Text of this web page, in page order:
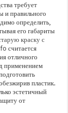
требует
и правильного
определить,
его габариты
краску с
считается
отличного
применением
пластик.
эстетичный
от